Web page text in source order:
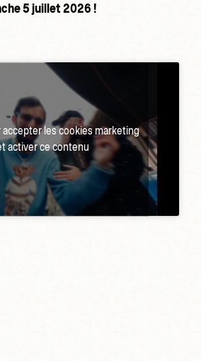
5 juillet 2026 !
accepter les cookies marketing
activer ce contenu